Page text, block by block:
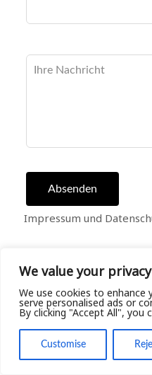
We value your privacy
We use cookies to enhance
serve personalised ads or
By clicking "Accept All",
Customise
Absenden
Impressum und